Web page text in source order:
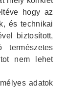
hogy az
és technikai
biztosított,
természetes
nem lehet
adatok